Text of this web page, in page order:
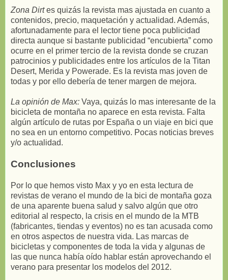
Zona Dirtes quizás la revista mas ajustada en cuanto a
contenidos, precio, maquetación y actualidad. Además,
afortunadamente para el lector tiene poca publicidad
directa aunque si bastante publicidad “encubierta” como
ocurre en el primer tercio de la revista donde se cruzan
patrocinios y publicidades entre los artículos de la Titan
Desert, Merida y Powerade. Es la revista mas joven de
todas y por ello debería de tener margen de mejora.
La opinión de Max: Vaya, quizás lo mas interesante de la
bicicleta de montaña no aparece en esta revista. Falta
algún artículo de rutas por España o un viaje en bici que
no sea en un entorno competitivo. Pocas noticias breves
y/o actualidad.
Conclusiones
Por lo que hemos visto Max y yo en esta lectura de
revistas de verano el mundo de la bici de montaña goza
de una aparente buena salud y salvo algún que otro
editorial al respecto, la crisis en el mundo de la MTB
(fabricantes, tiendas y eventos) no es tan acusada como
en otros aspectos de nuestra vida. Las marcas de
bicicletas y componentes de toda la vida y algunas de
las que nunca había oído hablar están aprovechando el
verano para presentar los modelos del 2012.